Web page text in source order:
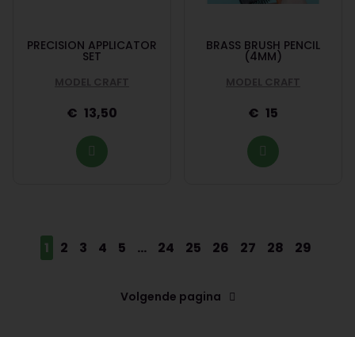
PRECISION APPLICATOR
SET
MODEL CRAFT
13,50
BRASS BRUSH PENCIL
(4MM)
MODEL CRAFT
15
1 2 3 4 5 ... 24 25 26 27 28 29
Volgende pagina